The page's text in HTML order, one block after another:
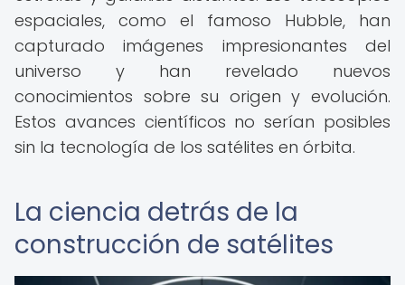
espaciales, como el famoso Hubble, han
capturado imágenes impresionantes del
universo y han revelado nuevos
conocimientos sobre su origen y evolución.
Estos avances científicos no serían posibles
sin la tecnología de los satélites en órbita.
La ciencia detrás de la
construcción de satélites